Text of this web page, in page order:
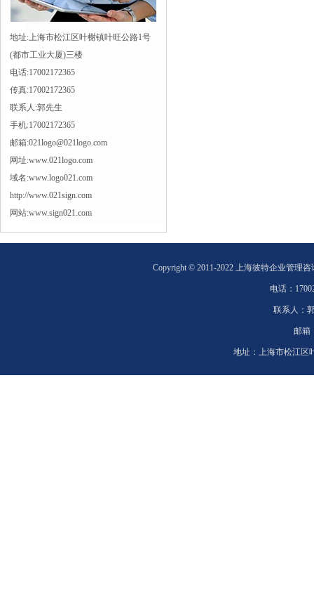
地址:上海市松江区叶榭镇叶旺公路1号
(都市工业大厦)三楼
电话:17002172365
传真:17002172365
联系人:郭先生
手机:17002172365
邮箱:021logo@021logo.com
网址:www.021logo.com
域名:www.logo021.com
http://www.021sign.com
网站:www.sign021.com
Copyright © 2011-2022 上海彼特企业管理
电话：
联系人：
邮箱
地址： 上海市松江区